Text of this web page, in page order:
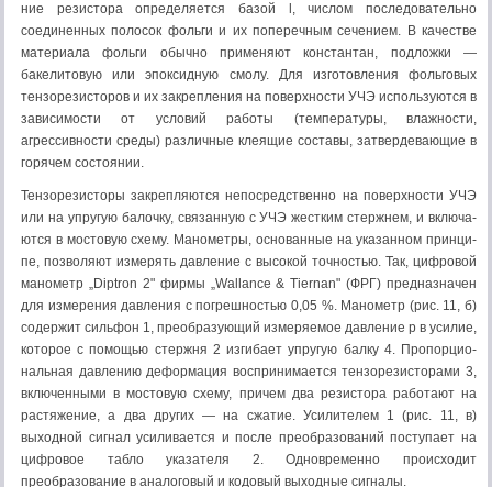
ние резистора определяется базой l, числом последовательно
соединен­ных полосок фольги и их поперечным сечением. В качестве
материала фольги обычно применяют константан, подложки —
бакелитовую или эпоксидную смолу. Для изготовления фольговых
тензорезисторов и их закрепления на поверхности УЧЭ используются в
зависимости от усло­вий работы (температуры, влажности,
агрессивности среды) различные клеящие составы, затвердевающие в
горячем состоянии.
Тензорезисторы закрепляются непосредственно на поверхности УЧЭ
или на упругую балочку, связанную с УЧЭ жестким стержнем, и включа­
ются в мостовую схему. Манометры, основанные на указанном принци­
пе, позволяют измерять давление с высокой точностью. Так, цифровой
манометр „Diptron 2" фирмы „Wallance & Tiernan" (ФРГ) предназначен
для измерения давления с погрешностью 0,05 %. Манометр (рис. 11, б)
содержит сильфон 1, преобразующий измеряемое давление р в усилие,
которое с помощью стержня 2 изгибает упругую балку 4. Пропорцио­
нальная давлению деформация воспринимается тензорезисторами 3,
включенными в мостовую схему, причем два резистора работают на
рас­тяжение, а два других — на сжатие. Усилителем 1 (рис. 11, в)
выходной сигнал усиливается и после преобразований поступает на
цифровое табло указателя 2. Одновременно происходит
преобразование в аналоговый и кодовый выходные сигналы.